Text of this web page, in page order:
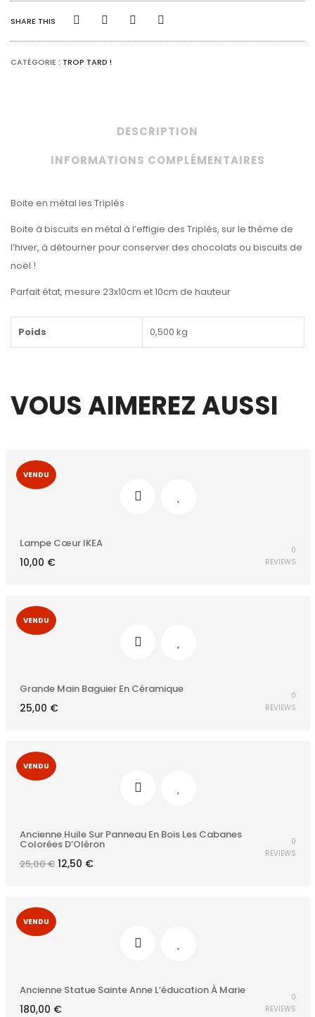
SHARE THIS
CATÉGORIE : TROP TARD !
DESCRIPTION
INFORMATIONS COMPLÉMENTAIRES
Boite en métal les Triplés
Boite à biscuits en métal à l’effigie des Triplés, sur le thème de
l’hiver, à détourner pour conserver des chocolats ou biscuits de
noël !
Parfait état, mesure 23x10cm et 10cm de hauteur
Poids 0,500 kg
VOUS AIMEREZ AUSSI
VENDU
Lampe Cœur IKEA
10,00 €
0
REVIEWS
VENDU
Grande Main Baguier En Céramique
25,00 €
0
REVIEWS
VENDU
Ancienne Huile Sur Panneau En Bois Les Cabanes
Colorées D’Oléron
25,00€ Le
prix
12,50 €Le
prix
0
REVIEWS
VENDU
Ancienne Statue Sainte Anne L’éducation À Marie
180,00 €
0
REVIEWS